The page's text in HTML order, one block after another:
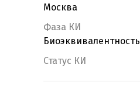
Москва
Фаза КИ
Биоэквивалентность
Статус КИ